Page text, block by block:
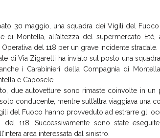
30 maggio, una squadra dei Vigili del
di Montella, all’altezza del supermercato
del 118 per un grave incidente stradale.
di Via Zigarelli ha inviato sul posto una
i Carabinieri della Compagnia di
e Caposele.
due autovetture sono rimaste coinvolte in
conducente, mentre sull’altra viaggiava una
del Fuoco hanno provveduto ad estrarre gli
118. Successivamente sono state
area interessata dal sinistro.